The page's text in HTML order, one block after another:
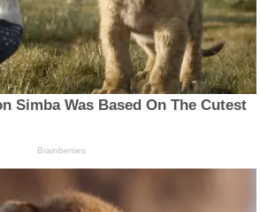
Simba Was Based On The Cutest
Brainberries